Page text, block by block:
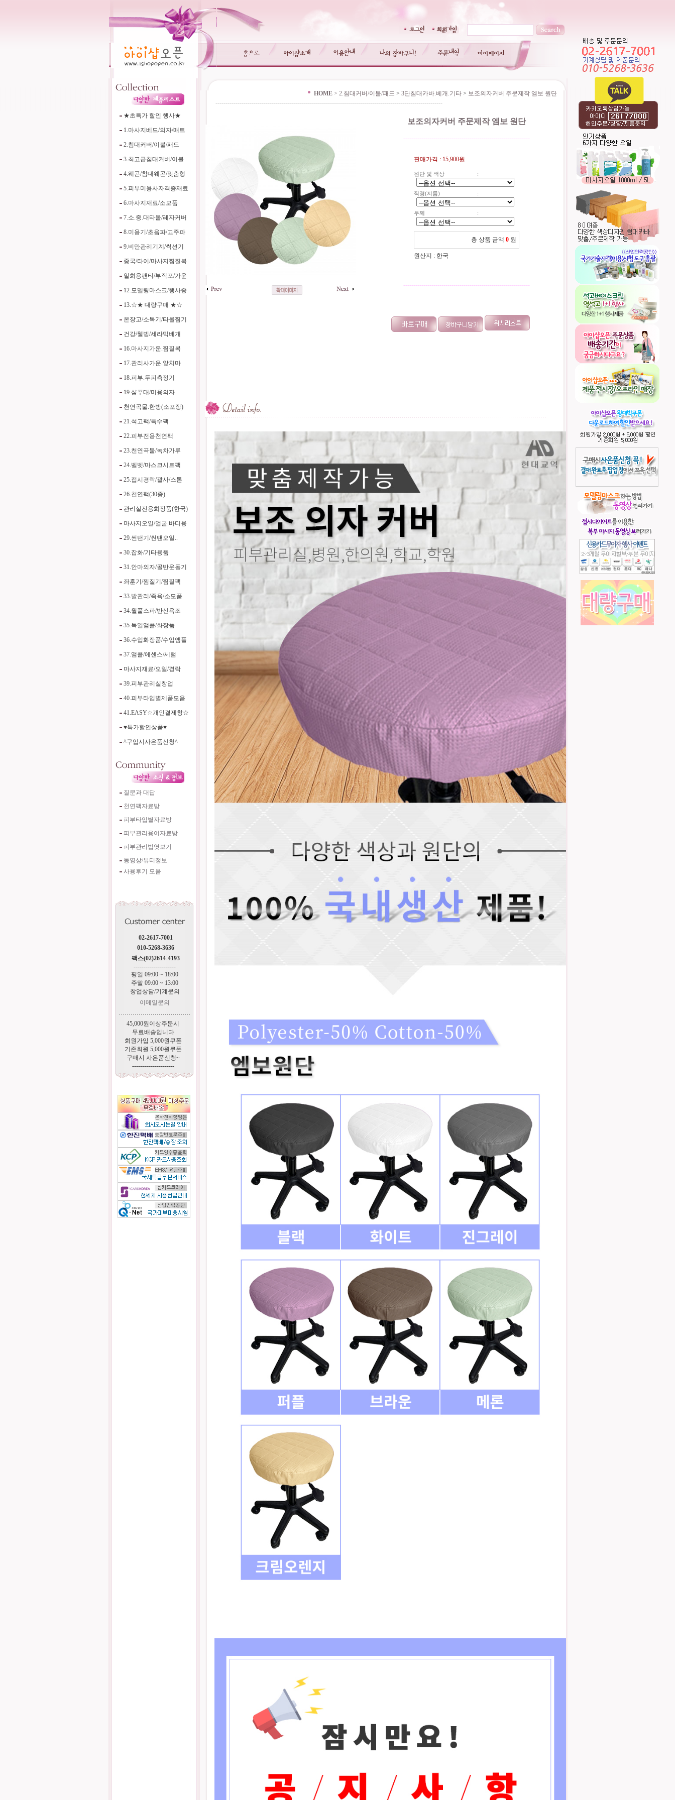
★초특가 할인 행사★
1.마사지베드/의자/매트
2.침대커버/이불/패드
3.최고급침대커버/이불
4.웨곤/참대웨곤/맞춤형
5.피부미용사자격증재료
6.마사지재료/소모품
7.소.중.대타올/레자커버
8.미용기/초음파/고주파
9.비만관리기계/썩션기
중국/타이/마사지찜질복
일회용팬티/부직포/가운
12.모델링마스크/행사중
13.☆★ 대량구매 ★☆
온장고/소독기/타올찜기
건강/웰빙/세라믹베개
16.마사지가운.찜질복
17.관리사가운.앞치마
18.피부.두피측정기
19.샴푸대/미용의자
천연곡물.한방(소포장)
21.석고팩/특수팩
22.피부전용천연팩
23.천연곡물/녹차가루
24.벨벳/마스크시트팩
25.접시경락/괄사/스톤
26.천연팩(30종)
관리실전용화장품(한국)
마사지오일/얼굴.바디용
29.썬탠기/썬탠오일..
30.잡화/기타용품
31.안마의자/골반운동기
좌훈기/찜질기/찜질팩
33.발관리/족욕/소모품
34.월풀스파/반신욕조
35.독일앰플/화장품
36.수입화장품/수입앰플
37.앰플/에센스/세럼
마사지재료/오일/경락
39.피부관리실창업
40.피부타입별제품모음
41.EASY☆개인결제창☆
♥특가할인상품♥
^구입시사은품신청^
질문과 대답
천연팩자료방
피부타입별자료방
피부관리용어자료방
피부관리법엿보기
동영상/뷰티정보
사용후기 모음
02-2617-7001
010-5268-3636
팩스(02)2614-4193
---------------------
평일 09:00 ~ 18:00
주말 09:00 ~ 13:00
창업상담/기계문의
이메일문의
45,000원이상주문시
무료배송입니다
회원가입 5,000원쿠폰
기존회원 5,000원쿠폰
구매시 사은품신청~
---------------------
HOME > 2.침대커버/이불/패드 > 3단침대카바.베개.기타 > 보조의자커버 주문제작 엠보 원단
-----------------------------------------------------------------------------------------------------------------
보조의자커버 주문제작 엠보 원단
---------------------------------------------------------------
판매가격 : 15,900원
원단 및 색상 :
직경(지름) :
두께 :
총 상품 금액 0 원
원산지 : 한국
---------------------------------------------------------------